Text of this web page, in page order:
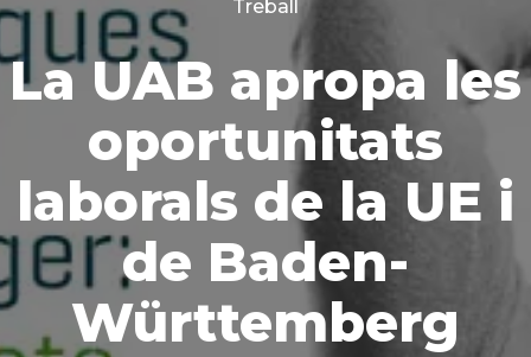
Categories
Treball
La UAB apropa les
oportunitats
laborals de la UE i
de Baden-
Württemberg